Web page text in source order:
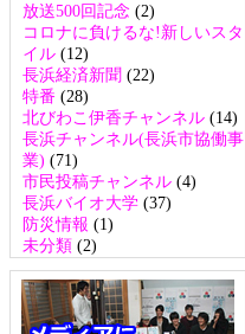
放送500回記念 (2)
コロナに負けるな!新しいスタ
イル (12)
長浜経済新聞 (22)
特番 (28)
北びわこ伊香チャンネル (14)
長浜チャンネル(長浜市協働事
業) (71)
市民投稿チャンネル (4)
長浜バイオ大学 (37)
防災情報 (1)
未分類 (2)